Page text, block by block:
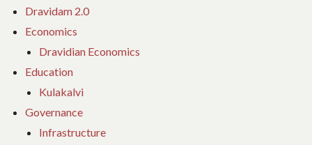
Dravidam 2.0
Economics
Dravidian Economics
Education
Kulakalvi
Governance
Infrastructure